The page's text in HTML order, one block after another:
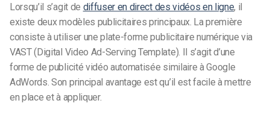
Lorsqu’il s’agit de diffuser en direct des vidéos en ligne, il
existe deux modèles publicitaires principaux. La première
consiste à utiliser une plate-forme publicitaire numérique via
VAST (Digital Video Ad-Serving Template). Il s’agit d’une
forme de publicité vidéo automatisée similaire à Google
AdWords. Son principal avantage est qu’il est facile à mettre
en place et à appliquer.